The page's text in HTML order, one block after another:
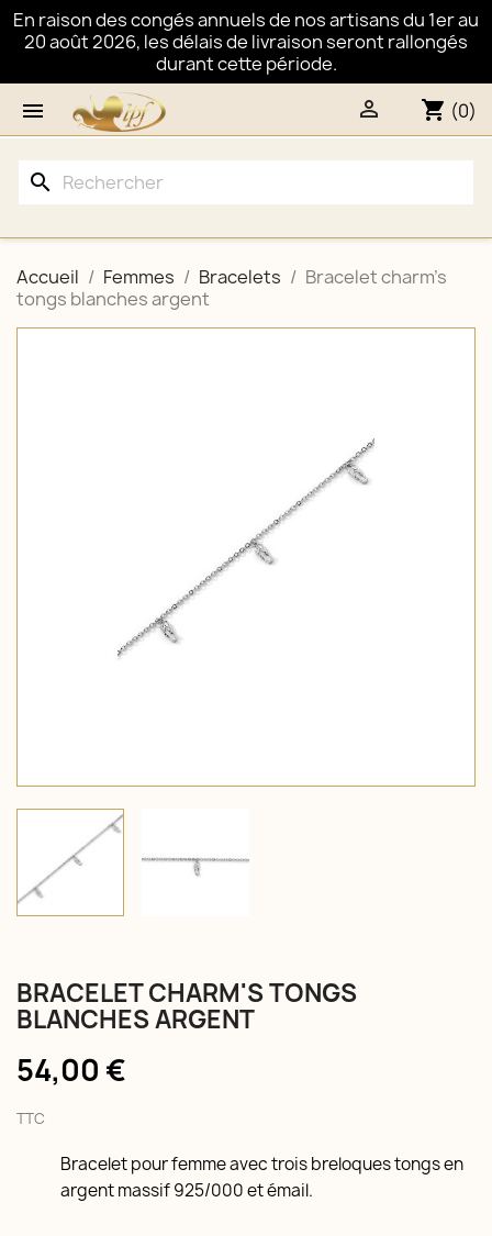
En raison des congés annuels de nos artisans du 1er au
20 août 2026, les délais de livraison seront rallongés
durant cette période.
 shopping_cart (0)

search
Accueil Femmes Bracelets
Bracelet charm's
tongs blanches argent
BRACELET CHARM'S TONGS
BLANCHES ARGENT
54,00 €
TTC
Bracelet pour femme avec trois breloques tongs en
argent massif 925/000 et émail.